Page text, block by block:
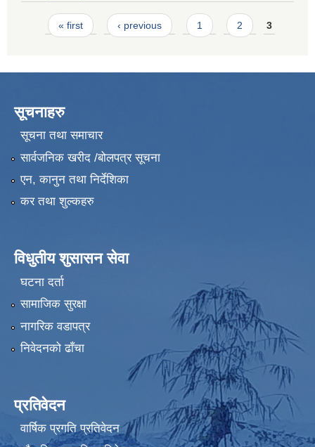
Pages
« first ‹ previous 1 2 3
सूचनाहरु
सूचना तथा समाचार
सार्वजनिक खरीद /बोलपत्र सूचना
एन, कानुन तथा निर्देशिका
कर तथा शुल्कहरु
विधुतीय शुसासन सेवा
घटना दर्ता
सामाजिक सुरक्षा
नागरिक वडापत्र
निवेदनको ढाँचा
प्रतिवेदन
वार्षिक प्रगति प्रतिवेदन